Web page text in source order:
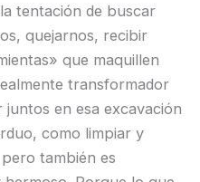
tentación de buscar
quejarnos, recibir
que maquillen
transformador
en esa excavación
como limpiar y
también es